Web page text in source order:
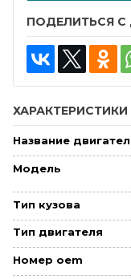
ПОДЕЛИТЬСЯ С
ХАРАКТЕРИСТИКИ
Название
Модель
Тип кузова
Тип двигателя
Номер oem